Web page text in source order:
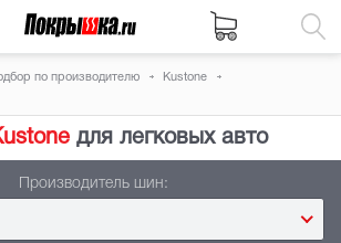
по производителю
Kustone
для легковых авто
Производитель шин: